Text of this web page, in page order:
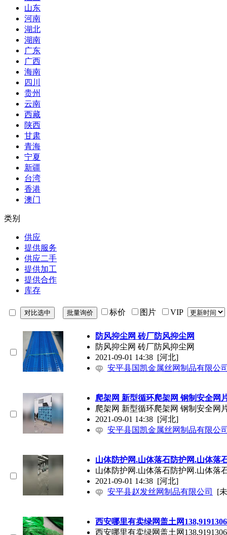
山东
河南
湖北
湖南
广东
广西
海南
四川
贵州
云南
西藏
陕西
甘肃
青海
宁夏
新疆
台湾
香港
澳门
类别
供应
提供服务
供应二手
提供加工
提供合作
库存
标价 图片 VIP
防风抑尘网 砖厂防风抑尘网
防风抑尘网 砖厂防风抑尘网
2021-09-01 14:38 [河北]
安平县国凯金属丝网制品有限公
爬架网 新型循环爬架网 钢制安全网
爬架网 新型循环爬架网 钢制安全网
2021-09-01 14:38 [河北]
安平县国凯金属丝网制品有限公
山体防护网.山体落石防护网.山体落
山体防护网.山体落石防护网.山体落
2021-09-01 14:38 [河北]
安平县赵发丝网制品有限公司
[
西安哪里有卖绿网盖土网
西安哪里有卖绿网盖土网